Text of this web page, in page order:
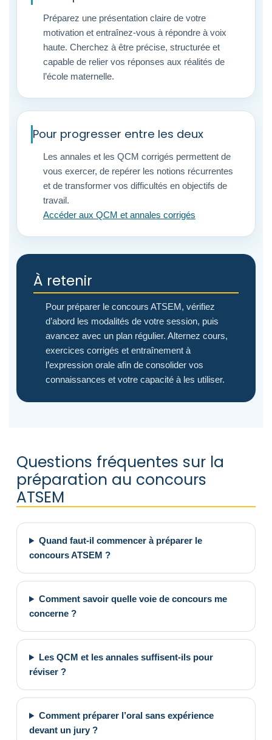
Préparez une présentation claire de votre
motivation et entraînez-vous à répondre à voix
haute. Cherchez à être précise, structurée et
capable de relier vos réponses aux réalités de
l’école maternelle.
Pour progresser entre les deux
Les annales et les QCM corrigés permettent de
vous exercer, de repérer les notions récurrentes
et de transformer vos difficultés en objectifs de
travail.
Accéder aux QCM et annales corrigés
À retenir
Pour préparer le concours ATSEM, vérifiez
d’abord les modalités de votre session, puis
avancez avec un plan régulier. Alternez cours,
exercices corrigés et entraînement à
l’expression orale afin de consolider vos
connaissances et votre capacité à les utiliser.
Questions fréquentes sur la
préparation au concours
ATSEM
Quand faut-il commencer à préparer le
concours ATSEM ?
Comment savoir quelle voie de concours me
concerne ?
Les QCM et les annales suffisent-ils pour
réviser ?
Comment préparer l’oral sans expérience
devant un jury ?